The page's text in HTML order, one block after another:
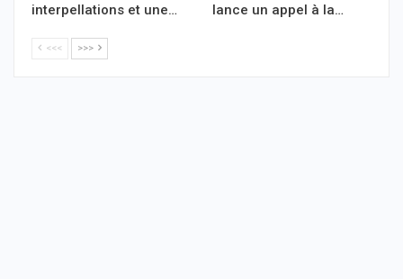
interpellations et une… lance un appel à la…
<<< >>>